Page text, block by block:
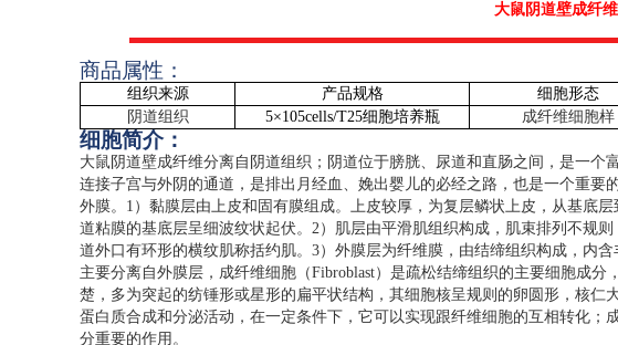
大鼠阴道壁成纤
商品属性：
组织来源 产品规格 细胞形态
阴道组织
5×105cells/T25细胞培养瓶 成纤维细胞样
细胞简介：
大鼠阴道壁成纤维分离自阴道组织；阴道位于膀胱、尿道和直肠之间，是一
连接子宫与外阴的通道，是排出月经血、娩出婴儿的必经之路，也是一个重
外膜。 1 ）黏膜层由上皮和固有膜组成。上皮较厚，为复层鳞状上皮，从基底
道粘膜的基底层呈细波纹状起伏。 2）肌层由平滑肌组织构成，肌束排列不规
道外口有环形的横纹肌称括约肌。 3）外膜层为纤维膜，由结缔组织构成，内
主要分离自外膜层，成纤维细胞（Fibroblast）是疏松结缔组织的主要细胞成分
楚，多为突起的纺锤形或星形的扁平状结构，其细胞核呈规则的卵圆形，核
蛋白质合成和分泌活动，在一定条件下，它可以实现跟纤维细胞的互相转化
分重要的作用。